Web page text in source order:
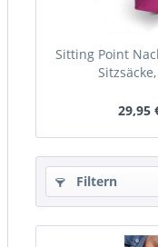
Sitting Point
Sitzsäcke,
29,95
Filtern